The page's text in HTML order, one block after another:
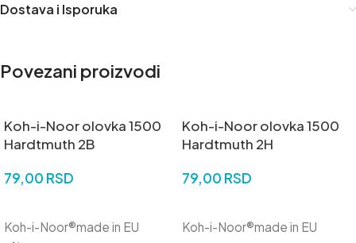
Dostava i Isporuka
Povezani proizvodi
Koh-i-Noor olovka 1500
Hardtmuth 2B
79,00 RSD
Koh-i-Noor®made in EU
Koh-i-Noor olovka 1500
Hardtmuth 2H
79,00 RSD
Koh-i-Noor®made in EU